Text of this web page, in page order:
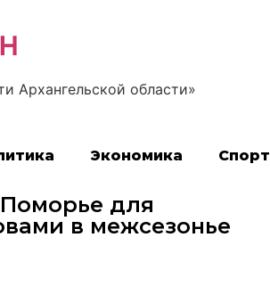
Архангельской области»
Экономика Спорт
для
в межсезонье